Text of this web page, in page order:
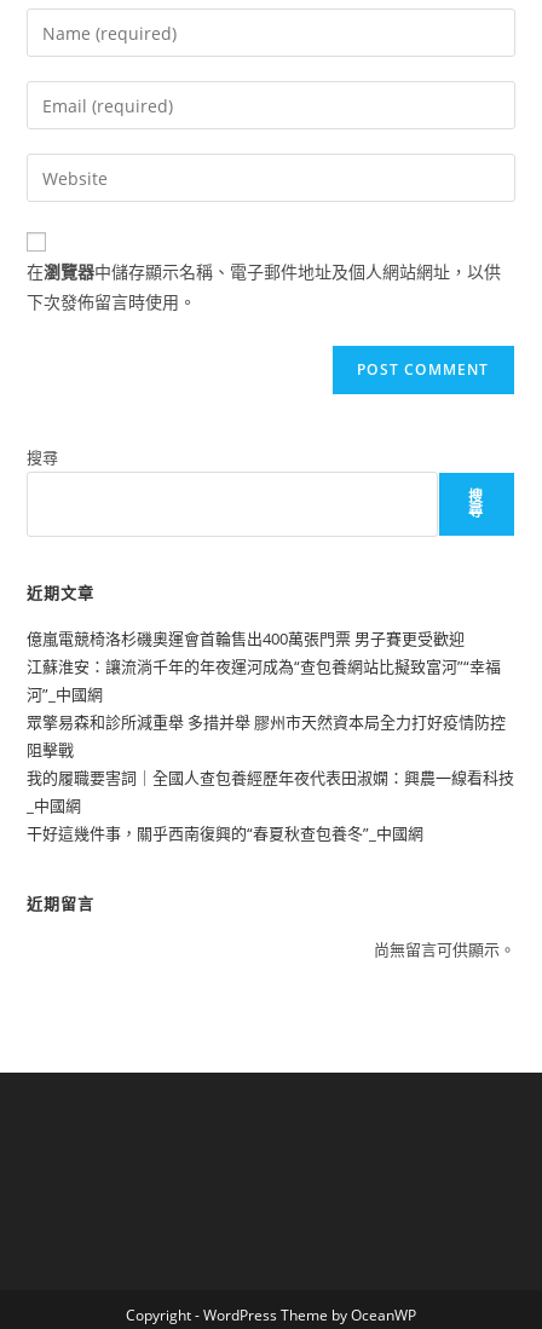
Enter
your
name
comment
Enter
your
email
address
comment
Enter
your
website
URL
(optional)
在瀏覽器中儲存顯示名稱、電子郵件地址及個人網站網址，以供
下次發佈留言時使用。
搜尋
搜
尋
近期文章
億嵐電競椅洛杉磯奧運會首輪售出400萬張門票 男子賽更受歡迎
江蘇淮安：讓流淌千年的年夜運河成為“查包養網站比擬致富河”“幸福
河”_中國網
眾擎易森和診所減重舉 多措并舉 膠州市天然資本局全力打好疫情防控
阻擊戰
我的履職要害詞｜全國人查包養經歷年夜代表田淑嫻：興農一線看科技
_中國網
干好這幾件事，關乎西南復興的“春夏秋查包養冬”_中國網
近期留言
尚無留言可供顯示。
Copyright - WordPress Theme by OceanWP